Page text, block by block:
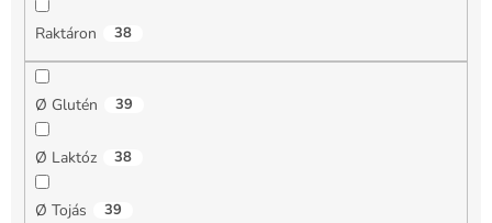
Raktáron 38
Ø Glutén 39
Ø Laktóz 38
Ø Tojás 39